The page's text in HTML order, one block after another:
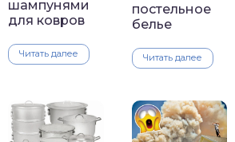
шампунями
для ковров
Читать далее
постельное
белье
Читать далее